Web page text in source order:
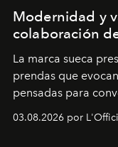
Modernidad y
colaboración
La marca sueca
prendas que
pensadas para
Disponible en
03.08.2026 por